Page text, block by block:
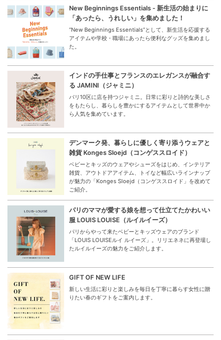
New Beginnings Essentials - 新生活の始まりに
「あったら、うれしい」を集めました！
“New Beginnings Essentials”として、新生活を応援する
アイテムや学校・職場にあったら便利なグッズを集めまし
た。
インドの手仕事とフランスのエレガンスが融合す
る JAMINI（ジャミニ）
パリ10区に店を持つジャミニ。日常に彩りと詩的な美しさ
をもたらし、暮らしを豊かにするアイテムとして世界中か
ら人気を集めています。
デンマーク発、暮らしに優しく寄り添うウェアと
雑貨 Konges Sloejd（コンゲススロイド）
ベビーとキッズのウェアやシューズをはじめ、インテリア
雑貨、アウトドアアイテム、トイなど幅広いラインナップ
が魅力の「Konges Sloejd（コンゲススロイド」を改めて
ご紹介。
パリのママが愛する娘を想って仕立てたかわいい
服 LOUIS LOUISE（ルイルイーズ）
パリからやって来たベビーとキッズウェアのブランド
「LOUIS LOUISEルイ ルイーズ」。リリエネネに再登場し
たルイルイーズの魅力をご紹介します。
GIFT OF NEW LIFE
新しい生活に彩りと楽しみを毎日を丁寧に暮らす女性に贈
りたい春のギフトをご案内します。